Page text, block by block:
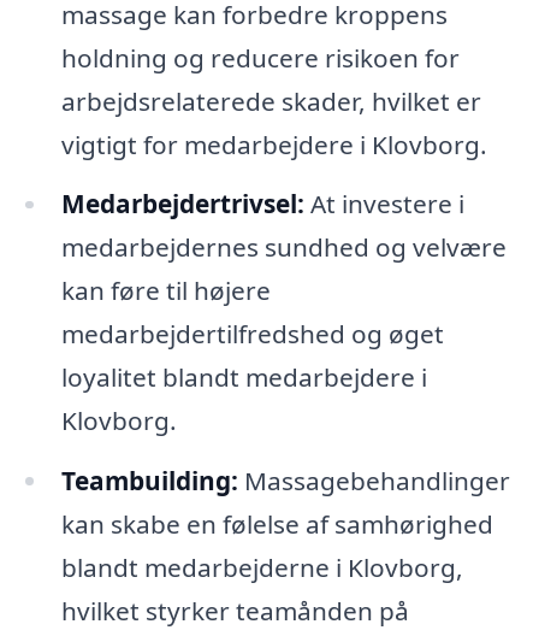
massage kan forbedre kroppens
holdning og reducere risikoen for
arbejdsrelaterede skader, hvilket er
vigtigt for medarbejdere i Klovborg.
Medarbejdertrivsel: At investere i
medarbejdernes sundhed og velvære
kan føre til højere
medarbejdertilfredshed og øget
loyalitet blandt medarbejdere i
Klovborg.
Teambuilding: Massagebehandlinger
kan skabe en følelse af samhørighed
blandt medarbejderne i Klovborg,
hvilket styrker teamånden på